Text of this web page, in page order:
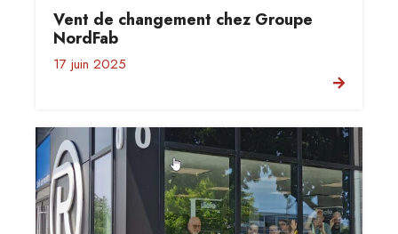
Vent de changement chez Groupe
NordFab
17 juin 2025